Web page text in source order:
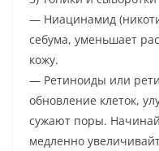
— Ниацинамид
себума, уменьшает
кожу.
— Ретиноиды или
обновление клеток,
сужают поры.
медленно